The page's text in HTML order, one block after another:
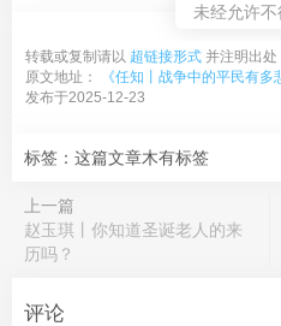
未经允许不
转载或复制请以 超链接形式 并注明出处
原文地址：
《任知丨战争中的平民有
发布于2025-12-23
标签：这篇文章木有标签
上一篇
赵玉琪丨你知道圣诞老人的来
历吗？
评论